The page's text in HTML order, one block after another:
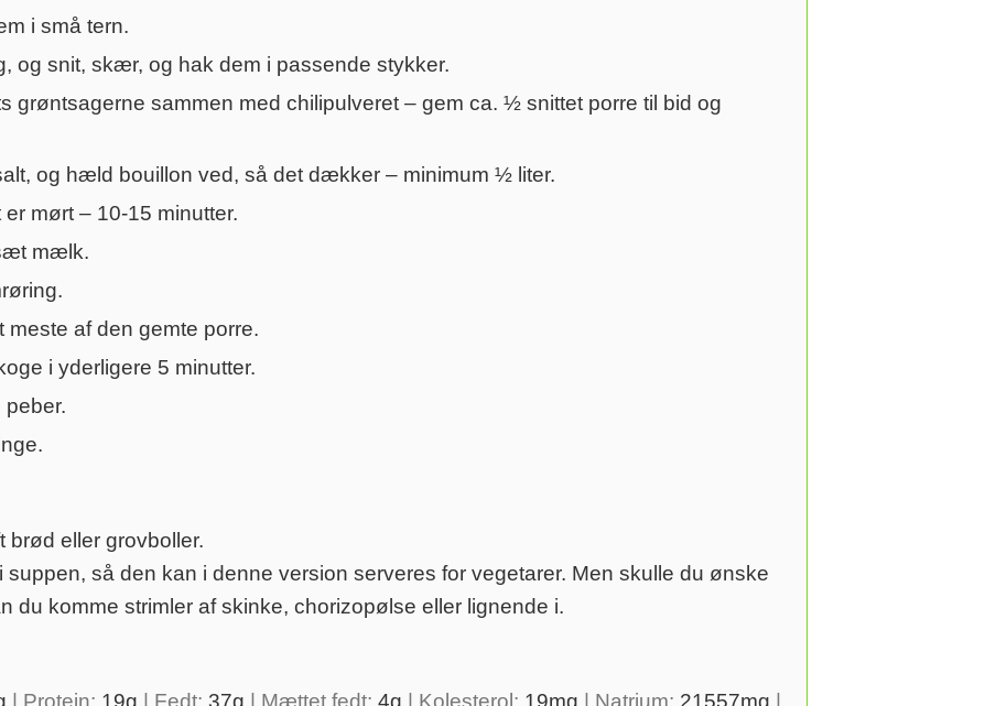
i små tern.
og snit, skær, og hak dem i passende stykker.
grøntsagerne sammen med chilipulveret – gem ca. ½ snittet porre til bid og
og hæld bouillon ved, så det dækker – minimum ½ liter.
mørt – 10-15 minutter.
mælk.
af den gemte porre.
i yderligere 5 minutter.
peber.
brød eller grovboller.
så den kan i denne version serveres for vegetarer. Men skulle du ønske
du komme strimler af skinke, chorizopølse eller lignende i.